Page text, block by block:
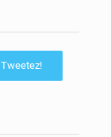
Tweetez!